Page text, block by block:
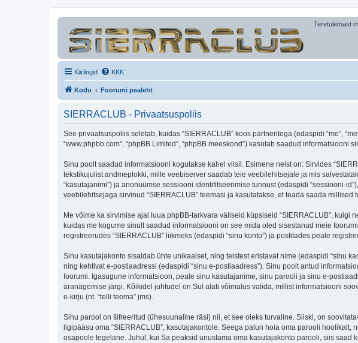
Teretulemast
Kiirlingid KKK
Kodu Foorumi pealeht
SIERRACLUB - Privaatsuspoliis
See privaatsuspoliis seletab, kuidas “SIERRACLUB” koos partneritega (edaspidi “me”,
“www.phpbb.com”, “phpBB Limited”, “phpBB meeskond”) kasutab saadud informatsiooni
Sinu poolt saadud informatsiooni kogutakse kahel viisil. Esimene neist on: Sirvides
tekstikujulist andmeplokki, mille veebiserver saadab teie veebilehitsejale ja mis
“kasutajanimi”) ja anonüümse sessiooni identifitseerimise tunnust (edaspidi “sessiooni-
veebilehitsejaga sirvinud “SIERRACLUB” teemasi ja kasutatakse, et teada saada
Me võime ka sirvimise ajal luua phpBB-tarkvara väliseid küpsiseid “SIERRACLUB”,
kuidas me kogume sinult saadud informatsiooni on see mida oled sisestanud meie
registreerudes “SIERRACLUB” liikmeks (edaspidi “sinu konto”) ja postitades peale
Sinu kasutajakonto sisaldab ühte unikaalset, ning teistest eristavat nime (edaspidi “sinu
ning kehtivat e-postiaadressi (edaspidi “sinu e-postiaadress”). Sinu poolt antud
foorumi. Igasugune informatsioon, peale sinu kasutajanime, sinu parooli ja sinu e-
äranägemise järgi. Kõikidel juhtudel on Sul alati võimalus valida, millist informatsiooni
e-kirju (nt. “telli teema” jms).
Sinu parool on šifreeritud (ühesuunaline räsi) nii, et see oleks turvaline. Siiski, on
ligipääsu oma “SIERRACLUB”, kasutajakontole. Seega palun hoia oma parooli
osapoole tegelane. Juhul, kui Sa peaksid unustama oma kasutajakonto parooli, siis saad